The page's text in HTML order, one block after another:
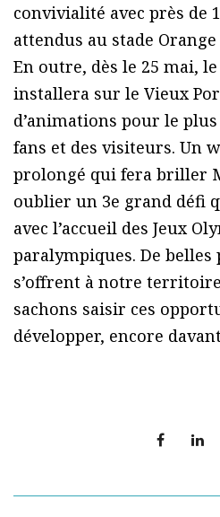
convivialité avec près de
attendus au stade
En outre, dès le 25 mai,
installera sur le Vieux
d’animations pour le
fans et des visiteurs. Un
prolongé qui fera briller
oublier un 3e grand défi
avec l’accueil des Jeux
paralympiques. De belles
s’offrent à notre
sachons saisir ces
développer, encore